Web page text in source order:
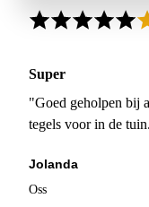
Super
"Goed geholpen bij
tegels voor in de
Jolanda
Oss